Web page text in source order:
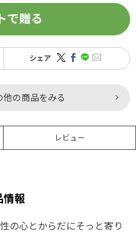
で贈る
シェア
他の商品をみる
レビュー
情報
の心とからだにそっと寄り